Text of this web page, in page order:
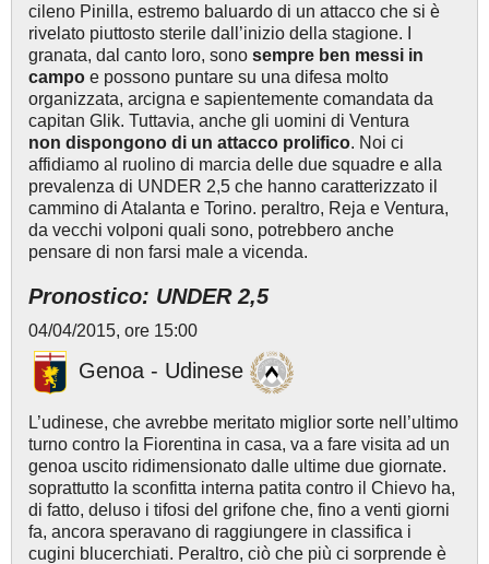
cileno Pinilla, estremo baluardo di un attacco che si è
rivelato piuttosto sterile dall’inizio della stagione. I
granata, dal canto loro, sono sempre ben messi in
campo e possono puntare su una difesa molto
organizzata, arcigna e sapientemente comandata da
capitan Glik. Tuttavia, anche gli uomini di Ventura
non dispongono di un attacco prolifico. Noi ci
affidiamo al ruolino di marcia delle due squadre e alla
prevalenza di UNDER 2,5 che hanno caratterizzato il
cammino di Atalanta e Torino. peraltro, Reja e Ventura,
da vecchi volponi quali sono, potrebbero anche
pensare di non farsi male a vicenda.
Pronostico: UNDER 2,5
04/04/2015, ore 15:00
Genoa - Udinese
L’udinese, che avrebbe meritato miglior sorte nell’ultimo
turno contro la Fiorentina in casa, va a fare visita ad un
genoa uscito ridimensionato dalle ultime due giornate.
soprattutto la sconfitta interna patita contro il Chievo ha,
di fatto, deluso i tifosi del grifone che, fino a venti giorni
fa, ancora speravano di raggiungere in classifica i
cugini blucerchiati. Peraltro, ciò che più ci sorprende è